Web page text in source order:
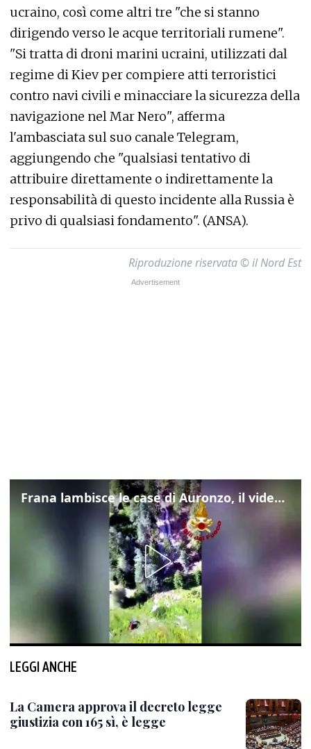
ucraino, così come altri tre "che si stanno
dirigendo verso le acque territoriali rumene".
"Si tratta di droni marini ucraini, utilizzati dal
regime di Kiev per compiere atti terroristici
contro navi civili e minacciare la sicurezza della
navigazione nel Mar Nero", afferma
l'ambasciata sul suo canale Telegram,
aggiungendo che "qualsiasi tentativo di
attribuire direttamente o indirettamente la
responsabilità di questo incidente alla Russia è
privo di qualsiasi fondamento". (ANSA).
Riproduzione riservata © il Nord Est
Frana lambisce le case di Auronzo, il video dall'elicottero dei vigili del fuoco
LEGGI ANCHE
La Camera approva il decreto legge
giustizia con 165 sì, è legge